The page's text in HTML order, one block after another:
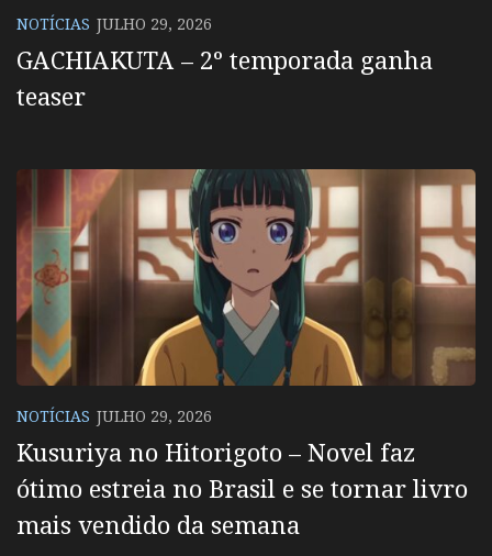
NOTÍCIAS JULHO 29, 2026
GACHIAKUTA – 2º temporada ganha
teaser
NOTÍCIAS JULHO 29, 2026
Kusuriya no Hitorigoto – Novel faz
ótimo estreia no Brasil e se tornar livro
mais vendido da semana